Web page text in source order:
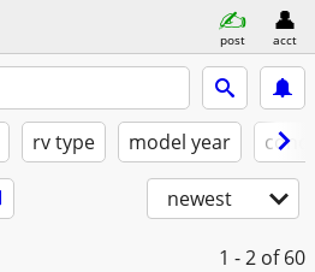
post acct
rv type model year
newest
1 - 2 of 60